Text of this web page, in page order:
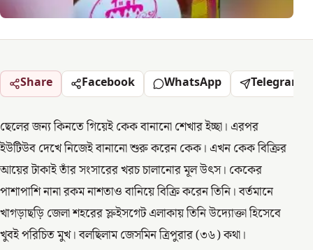
Share Facebook WhatsApp Telegram
ছেলের জন্য কিনতে গিয়েই কেক বানানো শেখার ইচ্ছা। এরপর
ইউটিউব দেখে নিজেই বানানো শুরু করেন কেক। এখন কেক বিক্রির
আয়ের টাকাই তাঁর সংসারের খরচ চালানোর মূল উৎস। কেকের
পাশাপাশি নানা রকম নাশতাও বানিয়ে বিক্রি করেন তিনি। বর্তমানে
খাগড়াছড়ি জেলা শহরের স্লুইসগেট এলাকায় তিনি উদ্যোক্তা হিসেবে
খুবই পরিচিত মুখ। বলছিলাম জেসমিন ত্রিপুরার (৩৬) কথা।